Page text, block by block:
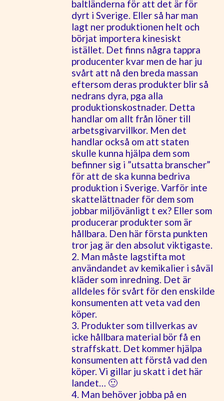
baltländerna för att det är för
dyrt i Sverige. Eller så har man
lagt ner produktionen helt och
börjat importera kinesiskt
istället. Det finns några tappra
producenter kvar men de har ju
svårt att nå den breda massan
eftersom deras produkter blir så
nedrans dyra, pga alla
produktionskostnader. Detta
handlar om allt från löner till
arbetsgivarvillkor. Men det
handlar också om att staten
skulle kunna hjälpa dem som
befinner sig i ”utsatta branscher”
för att de ska kunna bedriva
produktion i Sverige. Varför inte
skattelättnader för dem som
jobbar miljövänligt t ex? Eller som
producerar produkter som är
hållbara. Den här första punkten
tror jag är den absolut viktigaste.
2. Man måste lagstifta mot
användandet av kemikalier i såväl
kläder som inredning. Det är
alldeles för svårt för den enskilde
konsumenten att veta vad den
köper.
3. Produkter som tillverkas av
icke hållbara material bör få en
straffskatt. Det kommer hjälpa
konsumenten att förstå vad den
köper. Vi gillar ju skatt i det här
landet… 🙂
4. Man behöver jobba på en